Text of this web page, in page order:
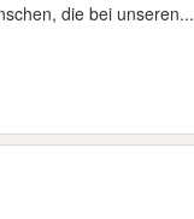
die bei unseren...